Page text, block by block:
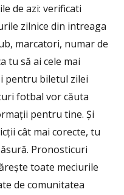
de azi: verificati
zilnice din intreaga
marcatori, numar de
tu să ai cele mai
pentru biletul zilei
fotbal vor căuta
pentru tine. Și
cât mai corecte, tu
Pronosticuri
toate meciurile
de comunitatea